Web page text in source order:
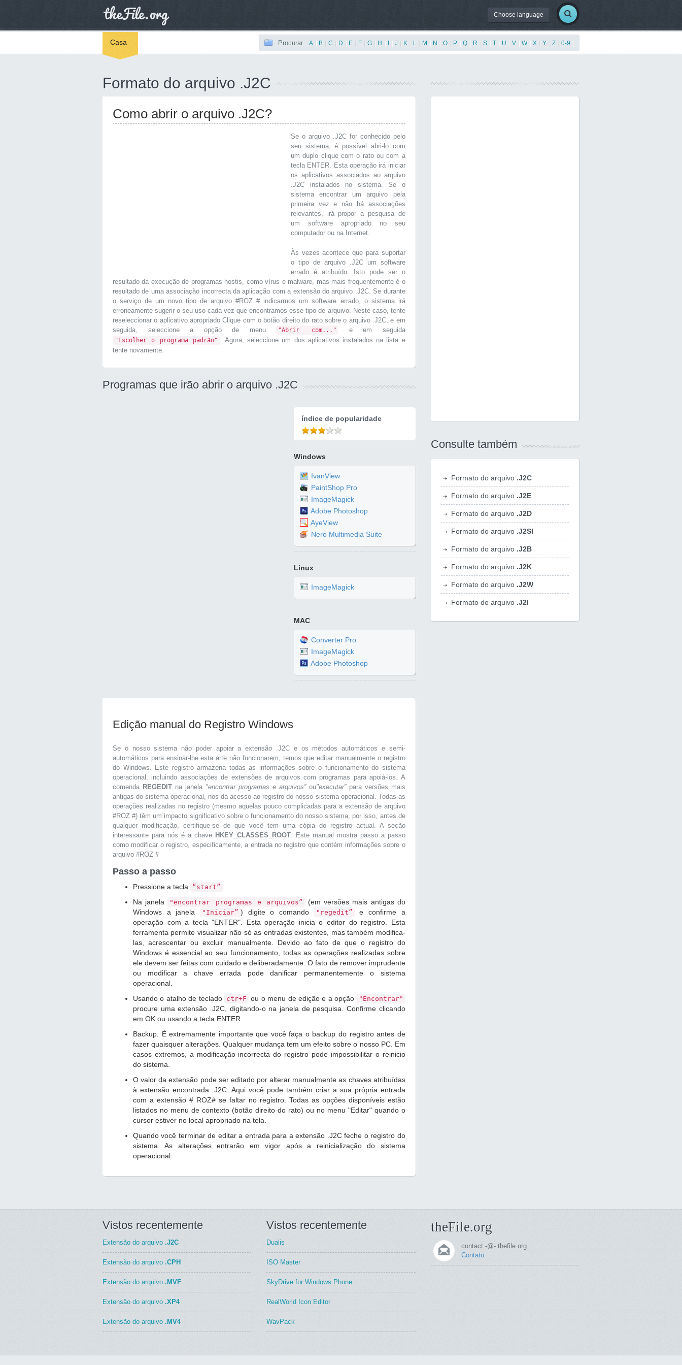
Choose language
Casa Procurar A B C D E F G H J K L M N O P Q R S T U V W X Y Z 0-9
Formato do arquivo .J2C
Como abrir o arquivo .J2C?
Se o arquivo .J2C for conhecido pelo
seu sistema, é possível abri-lo com
um duplo clique com o rato ou com a
tecla ENTER. Esta operação irá iniciar
os aplicativos associados ao arquivo
.J2C instalados no sistema. Se o
sistema encontrar um arquivo pela
primeira vez e não há associações
relevantes, irá propor a pesquisa de
um software apropriado no seu
computador ou na Internet.
Às vezes acontece que para suportar
o tipo de arquivo .J2C um software
errado é atribuído. Isto pode ser o
resultado da execução de programas hostis, como vírus e malware, mas mais frequentemente é o
resultado de uma associação incorrecta da aplicação com a extensão do arquivo .J2C. Se durante
o serviço de um novo tipo de arquivo #ROZ # indicarmos um software errado, o sistema irá
erroneamente sugerir o seu uso cada vez que encontramos esse tipo de arquivo. Neste caso, tente
reseleccionar o aplicativo apropriado Clique com o botão direito do rato sobre o arquivo .J2C, e em
seguida, seleccione a opção de menu
"Abrir com..." e em seguida
"Escolher o programa padrão" . Agora, seleccione um dos aplicativos instalados na lista e
tente novamente.
Programas que irão abrir o arquivo .J2C
índice de popularidade
Windows
IvanView
PaintShop Pro
ImageMagick
Adobe Photoshop
AyeView
Nero Multimedia Suite
Linux
ImageMagick
MAC
Converter Pro
ImageMagick
Adobe Photoshop
Edição manual do Registro Windows
Se o nosso sistema não poder apoiar a extensão .J2C e os métodos automáticos e semi-
automáticos para ensinar-lhe esta arte não funcionarem, temos que editar manualmente o registro
do Windows. Este registro armazena todas as informações sobre o funcionamento do sistema
operacional, incluindo associações de extensões de arquivos com programas para apoiá-los. A
comenda REGEDITna janela "encontrar programas e arquivos”ou"executar”para versões mais
antigas do sistema operacional, nos dá acesso ao registro do nosso sistema operacional. Todas as
operações realizadas no registro (mesmo aquelas pouco complicadas para a extensão de arquivo
#ROZ #) têm um impacto significativo sobre o funcionamento do nosso sistema, por isso, antes de
qualquer modificação, certifique-se de que você tem uma cópia do registro actual. A seção
interessante para nós é a chave HKEY_CLASSES_ROOT. Este manual mostra passo a passo
como modificar o registro, especificamente, a entrada no registro que contém informações sobre o
arquivo #ROZ #
Passo a passo
Pressione a tecla “start”
Na janela "encontrar programas e arquivos”
(em versões mais antigas do
Windows a janela
"Iniciar” ) digite o comando "regedit”
e confirme a
operação com a tecla "ENTER". Esta operação inicia o editor do registro. Esta
ferramenta permite visualizar não só as entradas existentes, mas também modifica-
las, acrescentar ou excluir manualmente. Devido ao fato de que o registro do
Windows é essencial ao seu funcionamento, todas as operações realizadas sobre
ele devem ser feitas com cuidado e deliberadamente. O fato de remover imprudente
ou modificar a chave errada pode danificar permanentemente o sistema
operacional.
Usando o atalho de teclado ctr+F ou o menu de edição e a opção "Encontrar"
procure uma extensão .J2C, digitando-o na janela de pesquisa. Confirme clicando
em OK ou usando a tecla ENTER.
Backup. É extremamente importante que você faça o backup do registro antes de
fazer quaisquer alterações. Qualquer mudança tem um efeito sobre o nosso PC. Em
casos extremos, a modificação incorrecta do registro pode impossibilitar o reinicio
do sistema.
O valor da extensão pode ser editado por alterar manualmente as chaves atribuídas
à extensão encontrada .J2C. Aqui você pode também criar a sua própria entrada
com a extensão # ROZ# se faltar no registro. Todas as opções disponíveis estão
listados no menu de contexto (botão direito do rato) ou no menu "Editar" quando o
cursor estiver no local apropriado na tela.
Quando você terminar de editar a entrada para a extensão .J2C feche o registro do
sistema. As alterações entrarão em vigor após a reinicialização do sistema
operacional.
Consulte também
Formato do arquivo .J2C
Formato do arquivo .J2E
Formato do arquivo .J2D
Formato do arquivo .J2SI
Formato do arquivo .J2B
Formato do arquivo .J2K
Formato do arquivo .J2W
Formato do arquivo .J2I
Vistos recentemente
Extensão do arquivo .J2C
Extensão do arquivo .CPH
Extensão do arquivo .MVF
Extensão do arquivo .XP4
Extensão do arquivo .MV4
Vistos recentemente
Dualis
ISO Master
SkyDrive for Windows Phone
RealWorld Icon Editor
WavPack
theFile.org
contact -@- thefile.org
Contato